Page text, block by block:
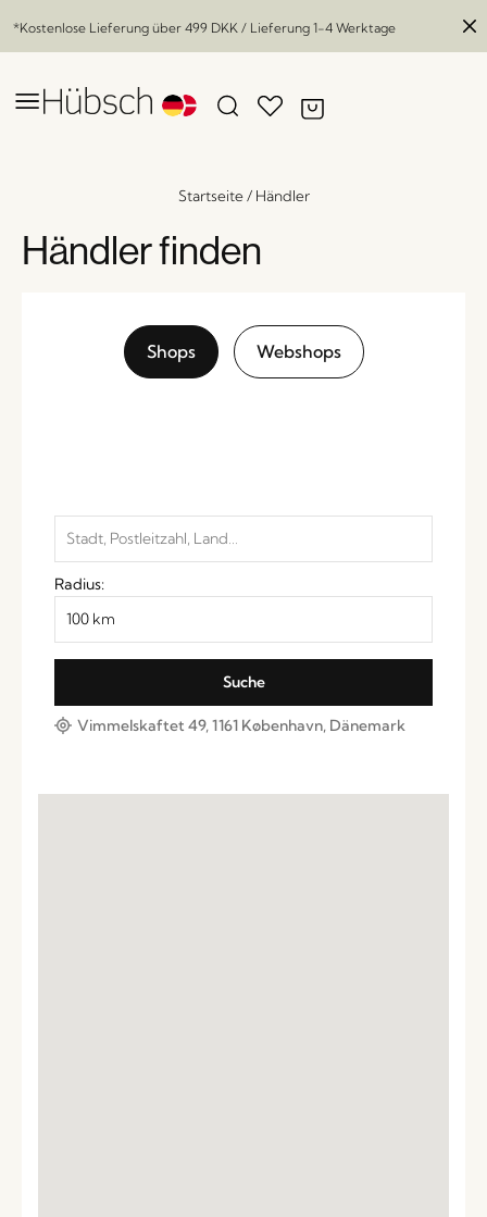
*Kostenlose Lieferung über 499 DKK / Lieferung 1-4 Werktage
Startseite/ Händler
Händler finden
Shops Webshops
Radius:
Vimmelskaftet 49, 1161 København, Dänemark